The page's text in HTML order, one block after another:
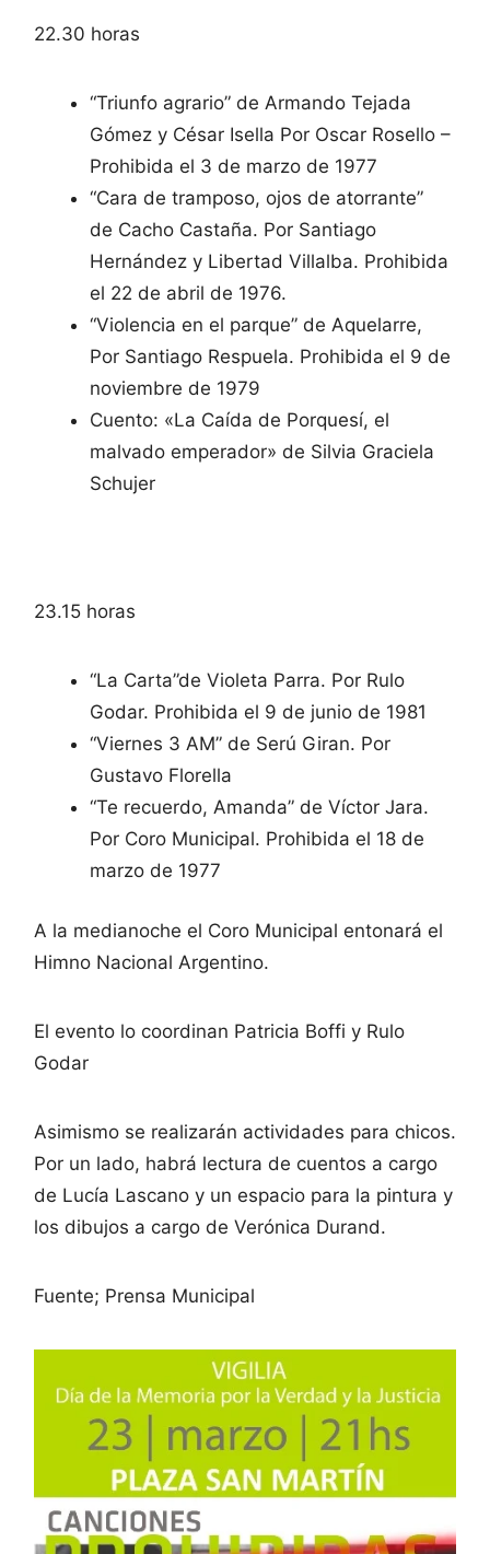
22.30 horas
“Triunfo agrario” de Armando Tejada
Gómez y César Isella Por Oscar Rosello –
Prohibida el 3 de marzo de 1977
“Cara de tramposo, ojos de atorrante”
de Cacho Castaña. Por Santiago
Hernández y Libertad Villalba. Prohibida
el 22 de abril de 1976.
“Violencia en el parque” de Aquelarre,
Por Santiago Respuela. Prohibida el 9 de
noviembre de 1979
Cuento: «La Caída de Porquesí, el
malvado emperador» de Silvia Graciela
Schujer
23.15 horas
“La Carta”de Violeta Parra. Por Rulo
Godar. Prohibida el 9 de junio de 1981
“Viernes 3 AM” de Serú Giran. Por
Gustavo Florella
“Te recuerdo, Amanda” de Víctor Jara.
Por Coro Municipal. Prohibida el 18 de
marzo de 1977
A la medianoche el Coro Municipal entonará el
Himno Nacional Argentino.
El evento lo coordinan Patricia Boffi y Rulo
Godar
Asimismo se realizarán actividades para chicos.
Por un lado, habrá lectura de cuentos a cargo
de Lucía Lascano y un espacio para la pintura y
los dibujos a cargo de Verónica Durand.
Fuente; Prensa Municipal